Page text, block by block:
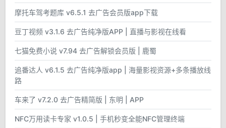
摩托车驾考题库 v6.5.1 去广告会员版app下载
豆丁视频 v3.1.6 去广告纯净版APP | 直播与影视在线看
七猫免费小说 v7.94 去广告解锁会员版 | 鹿蜀
追番达人 v6.1.5 去广告纯净版app | 海量影视资源+多条播放线
路
车来了 v7.2.0 去广告精简版 | 东明 | APP
NFC万用读卡专家 v1.0.5 | 手机秒变全能NFC管理终端